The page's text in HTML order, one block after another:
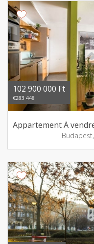
102 900 000 Ft
€283 448